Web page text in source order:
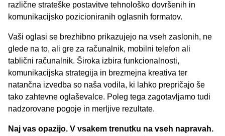
različne strateške postavitve tehnološko dovršenih in
komunikacijsko pozicioniranih oglasnih formatov.
Vaši oglasi se brezhibno prikazujejo na vseh zaslonih, ne
glede na to, ali gre za računalnik, mobilni telefon ali
tablični računalnik. Široka izbira funkcionalnosti,
komunikacijska strategija in brezmejna kreativa ter
natančna izvedba so naša vodila, ki lahko prepričajo še
tako zahtevne oglaševalce. Poleg tega zagotavljamo tudi
nadzorovane pogoje in merljive rezultate.
Naj vas opazijo. V vsakem trenutku na vseh napravah.